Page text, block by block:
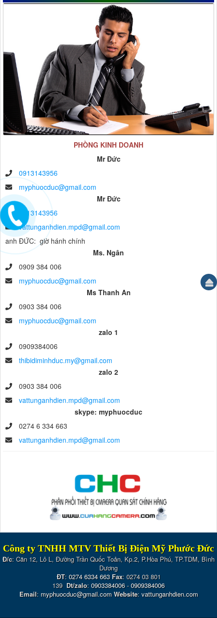
PHÒNG KINH DOANH
Mr Đức
0913143956
myphuocduc@gmail.com
Mr Đức
0913143956
vattunganhdien.mpd@gmail.com
anh ĐỨC: giờ hánh chính
Ms. Ngân
0909 384 006
myphuocduc@gmail.com
Ms Thanh An
0903 384 006
myphuocduc@gmail.com
zalo 1
0909384006
thibidiminhduc.my@gmail.com
zalo 2
0903 384 006
vattunganhdien.mpd@gmail.com
skype: myphuocduc
0274 6 334 663
vattunganhdien.mpd@gmail.com
Công ty TNHH MTV Thiết Bị Điện Mỹ Phước Đức
Đ/c: Căn 12, Lô L, Đường Trần Quốc Toản, Kp.2, P.Hòa Phú, TP.TDM, Bình
Dương
ĐT: 0274 6334 663 Fax: 0274 03 801
139 Dt/zalo: 0903384006-0909384006
Email: myphuocduc@gmail.com Website: vattunganhdien.com